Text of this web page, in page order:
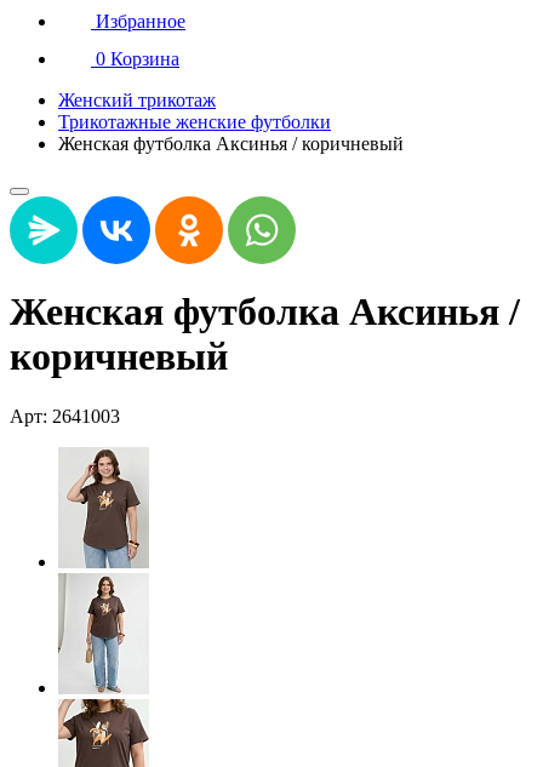
Избранное
0 Корзина
Женский трикотаж
Трикотажные женские футболки
Женская футболка Аксинья / коричневый
Женская футболка Аксинья /
коричневый
Арт: 2641003